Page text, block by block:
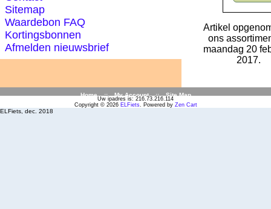
Sitemap
Waardebon FAQ
Kortingsbonnen
Afmelden nieuwsbrief
Artikel
ons
maandag 20
2017.
Home :: My Account :: Site Map
Uw ipadres is: 216.73.216.114
Copyright © 2026 ELFiets. Powered by Zen Cart
ELFiets, dec. 2018